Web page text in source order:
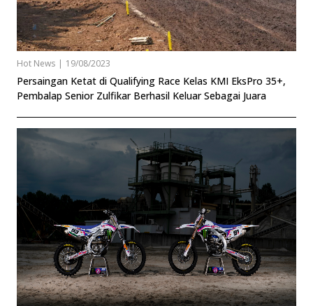
Hot News | 19/08/2023
Persaingan Ketat di Qualifying Race Kelas KMI EksPro 35+,
Pembalap Senior Zulfikar Berhasil Keluar Sebagai Juara